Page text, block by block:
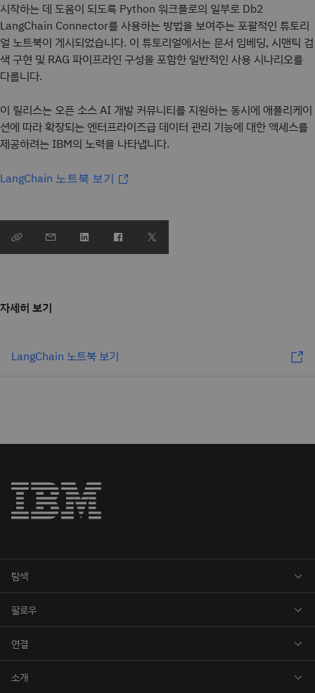
시작하는 데 도움이 되도록 Python 워크플로의 일부로 Db2
LangChain Connector를 사용하는 방법을 보여주는 포괄적인 튜토리
얼 노트북이 게시되었습니다. 이 튜토리얼에서는 문서 임베딩, 시맨틱 검
색 구현 및 RAG 파이프라인 구성을 포함한 일반적인 사용 시나리오를
다룹니다.
이 릴리스는 오픈 소스 AI 개발 커뮤니티를 지원하는 동시에 애플리케이
션에 따라 확장되는 엔터프라이즈급 데이터 관리 기능에 대한 액세스를
제공하려는 IBM의 노력을 나타냅니다.
LangChain 노트북 보기
자세히 보기
LangChain 노트북 보기